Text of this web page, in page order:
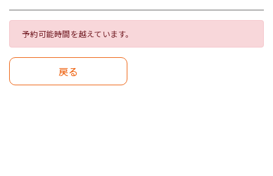
予約可能時間を越えています。
戻る